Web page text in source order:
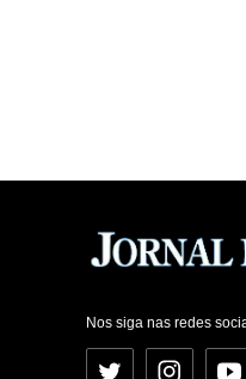
Nos siga nas redes